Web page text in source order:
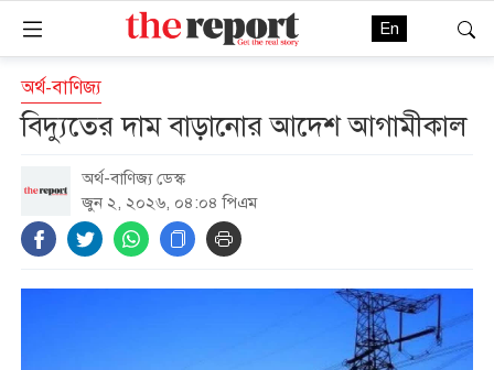
En
অর্থ-বাণিজ্য
বিদ্যুতের দাম বাড়ানোর আদেশ আগামীকাল
অর্থ-বাণিজ্য ডেস্ক
জুন ২, ২০২৬, ০৪:০৪ পিএম